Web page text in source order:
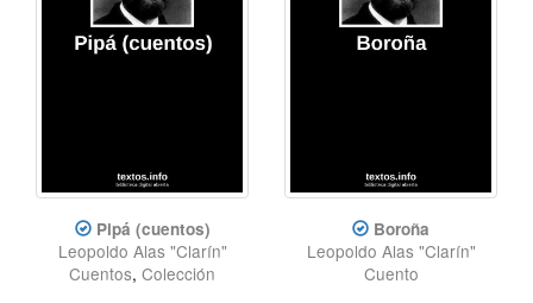
Pipá (cuentos)
Leopoldo Alas "Clarín"
Cuentos, Colección
Boroña
Leopoldo Alas "Clarín"
Cuento